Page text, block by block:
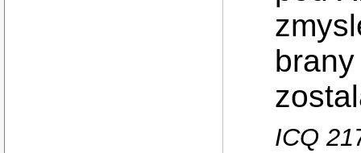
ICQ